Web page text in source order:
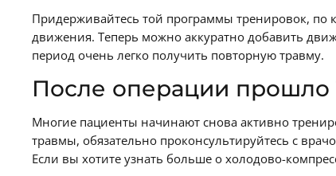
Придерживайтесь той программы тренировок, по
движения. Теперь можно аккуратно добавить
период очень легко получить повторную травму.
После операции прошло
Многие пациенты начинают снова активно
травмы, обязательно проконсультируйтесь с
Если вы хотите узнать больше о холодово-